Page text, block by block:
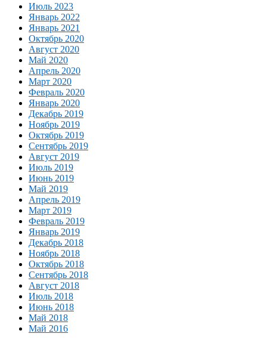
Июль 2023
Январь 2022
Январь 2021
Октябрь 2020
Август 2020
Май 2020
Апрель 2020
Март 2020
Февраль 2020
Январь 2020
Декабрь 2019
Ноябрь 2019
Октябрь 2019
Сентябрь 2019
Август 2019
Июль 2019
Июнь 2019
Май 2019
Апрель 2019
Март 2019
Февраль 2019
Январь 2019
Декабрь 2018
Ноябрь 2018
Октябрь 2018
Сентябрь 2018
Август 2018
Июль 2018
Июнь 2018
Май 2018
Май 2016